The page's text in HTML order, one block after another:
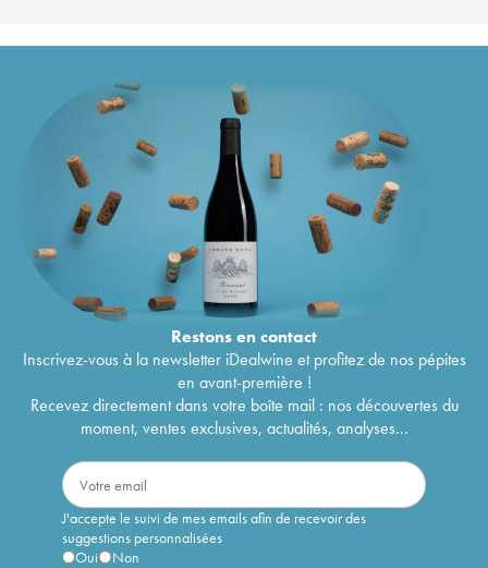
Restons encontact
Inscrivez-vous à la newsletter iDealwine et profitez de nos pépites
en avant-première !
Recevez directement dans votre boîte mail : nos découvertes du
moment, ventes exclusives, actualités, analyses...
J'accepte le suivi de mes emails afin de recevoir des
suggestions personnalisées
Oui
Non